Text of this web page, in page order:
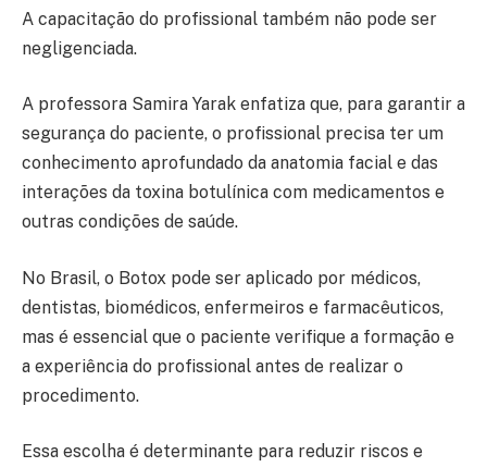
A capacitação do profissional também não pode ser
negligenciada.
A professora Samira Yarak enfatiza que, para garantir a
segurança do paciente, o profissional precisa ter um
conhecimento aprofundado da anatomia facial e das
interações da toxina botulínica com medicamentos e
outras condições de saúde.
No Brasil, o Botox pode ser aplicado por médicos,
dentistas, biomédicos, enfermeiros e farmacêuticos,
mas é essencial que o paciente verifique a formação e
a experiência do profissional antes de realizar o
procedimento.
Essa escolha é determinante para reduzir riscos e